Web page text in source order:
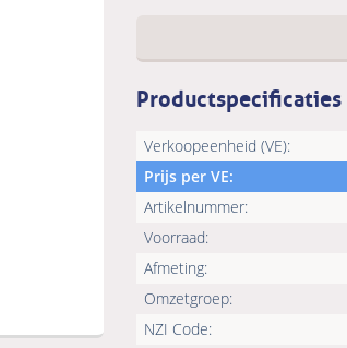
Productspecificaties
Verkoopeenheid (VE):
Prijs per VE:
Artikelnummer:
Voorraad:
Afmeting:
Omzetgroep:
NZI Code: